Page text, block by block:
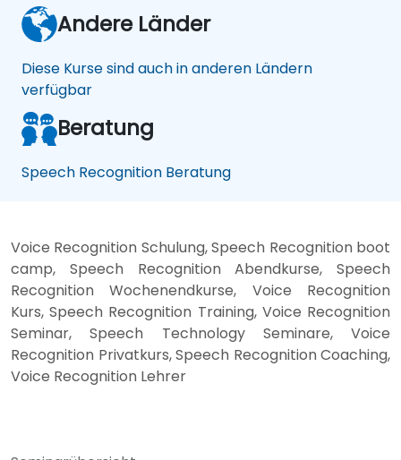
Andere Länder
Diese Kurse sind auch in anderen Ländern
verfügbar
Beratung
Speech Recognition Beratung
Voice Recognition Schulung, Speech Recognition boot
camp, Speech Recognition Abendkurse, Speech
Recognition Wochenendkurse, Voice Recognition
Kurs, Speech Recognition Training, Voice Recognition
Seminar, Speech Technology Seminare, Voice
Recognition Privatkurs, Speech Recognition Coaching,
Voice Recognition Lehrer